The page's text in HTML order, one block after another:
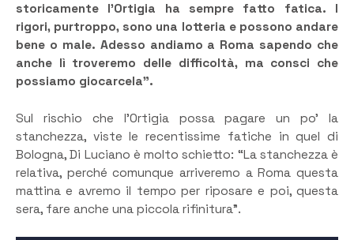
storicamente l’Ortigia ha sempre fatto fatica. I
rigori, purtroppo, sono una lotteria e possono andare
bene o male. Adesso andiamo a Roma sapendo che
anche lì troveremo delle difficoltà, ma consci che
possiamo giocarcela”.
Sul rischio che l’Ortigia possa pagare un po’ la
stanchezza, viste le recentissime fatiche in quel di
Bologna, Di Luciano è molto schietto: “La stanchezza è
relativa, perché comunque arriveremo a Roma questa
mattina e avremo il tempo per riposare e poi, questa
sera, fare anche una piccola rifinitura”.